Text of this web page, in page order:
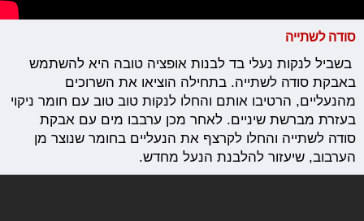
סודה לשתייה
בשביל לנקות נעלי בד לבנות אופציה טובה היא להשתמש
באבקת סודה לשתייה. בתחילה הוציאו את השרוכים
מהנעליים, הרטיבו אותם והחלו לנקות טוב טוב עם חומר ניקוי
בעזרת מברשת שיניים. לאחר מכן ערבבו מים עם אבקת
סודה לשתייה והחלו לקרצף את הנעליים בחומר שנוצר מן
הערבוב, שיעזור להלבנת הנעל מחדש.